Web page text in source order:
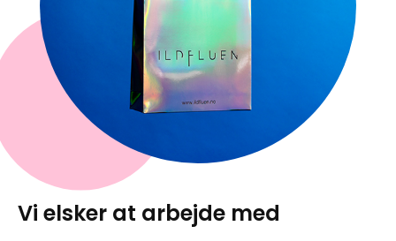
Vi elsker at arbejde med